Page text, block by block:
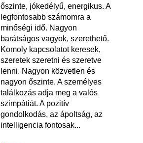
őszinte, jókedélyű, energikus. A
legfontosabb számomra a
minőségi idő. Nagyon
barátságos vagyok, szerethető.
Komoly kapcsolatot keresek,
szeretek szeretni és szeretve
lenni. Nagyon közvetlen és
nagyon őszinte. A személyes
találkozás adja meg a valós
szimpátiát. A pozitív
gondolkodás, az ápoltság, az
intelligencia fontosak...